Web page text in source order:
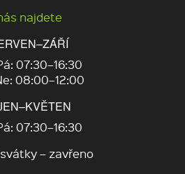
najdete
07:30–16:30
08:00–12:00
07:30–16:30
– zavřeno